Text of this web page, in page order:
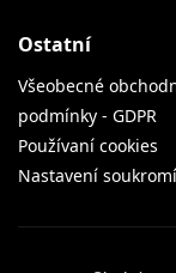
Ostatní
Všeobecné
podmínky - GDPR
Používaní cookies
Nastavení soukromí